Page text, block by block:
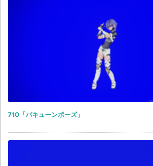
710「バキューンポーズ」